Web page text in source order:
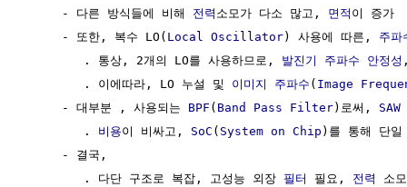
     - 다른 방식들에 비해
전력 소모가 다소 많고, 면적 이 증가
     - 또한, 복수 LO(
Local Oscillator) 사용에 따른, 주파
        . 통상, 2개의 LO를 사용하므로,
발진기 주파수 안정성
        . 이에따라, LO 누설 및
이미지 주파수 ( Image
     - 대부분 , 사용되는
BPF ( Band Pass Filter)로써,
        .
비용이 비싸고, SoC ( System on Chip )를 통해 단
     - 결국,
        . 다단 구조로 복잡, 고성능 외장
필터 필요, 전력
소